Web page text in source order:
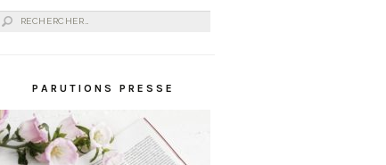
Rechercher :
PARUTIONS PRESSE